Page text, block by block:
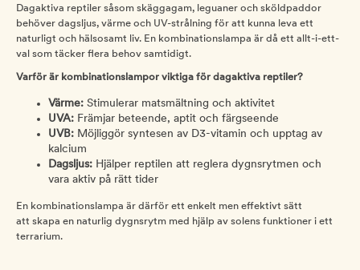
Dagaktiva reptiler såsom skäggagam, leguaner och sköldpaddor
behöver dagsljus, värme och UV-strålning för att kunna leva ett
naturligt och hälsosamt liv. En kombinationslampa är då ett allt-i-ett-
val som täcker flera behov samtidigt.
Varför är kombinationslampor viktiga för dagaktiva reptiler?
Värme: Stimulerar matsmältning och aktivitet
UVA: Främjar beteende, aptit och färgseende
UVB: Möjliggör syntesen av D3-vitamin och upptag av
kalcium
Dagsljus: Hjälper reptilen att reglera dygnsrytmen och
vara aktiv på rätt tider
En kombinationslampa är därför ett enkelt men effektivt sätt
att skapa en naturlig dygnsrytm med hjälp av solens funktioner i ett
terrarium.